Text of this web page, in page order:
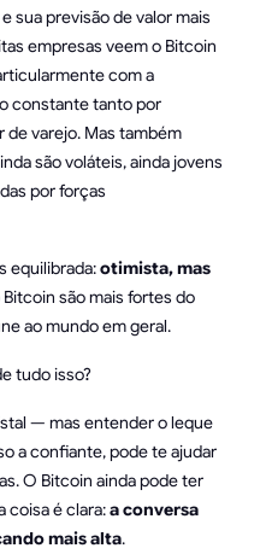
sua previsão de valor mais
empresas veem o Bitcoin
com a
constante tanto por
varejo. Mas também
são voláteis, ainda jovens
por forças
equilibrada:otimista, mas
são mais fortes do
ao mundo em geral.
tudo isso?
— mas entender o leque
a confiante, pode te ajudar
O Bitcoin ainda pode ter
coisa é clara:a conversa
mais alta.